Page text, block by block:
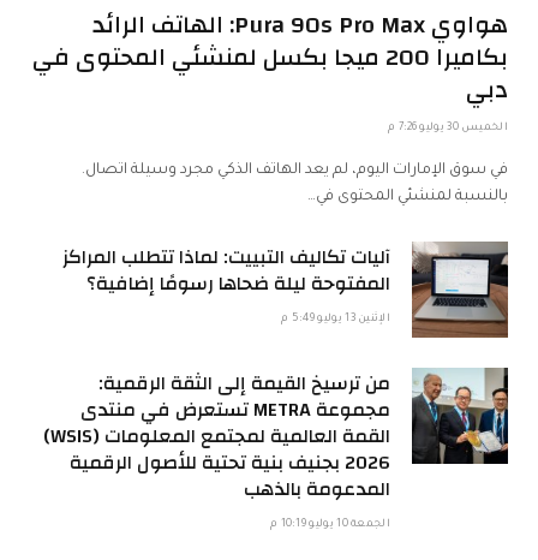
هواوي Pura 90s Pro Max: الهاتف الرائد
بكاميرا 200 ميجا بكسل لمنشئي المحتوى في
دبي
الخميس 30 يوليو 7:26 م
في سوق الإمارات اليوم، لم يعد الهاتف الذكي مجرد وسيلة اتصال.
بالنسبة لمنشئي المحتوى في…
آليات تكاليف التبييت: لماذا تتطلب المراكز
المفتوحة ليلة ضحاها رسومًا إضافية؟
الإثنين 13 يوليو 5:49 م
من ترسيخ القيمة إلى الثقة الرقمية:
مجموعة METRA تستعرض في منتدى
القمة العالمية لمجتمع المعلومات (WSIS)
2026 بجنيف بنية تحتية للأصول الرقمية
المدعومة بالذهب
الجمعة 10 يوليو 10:19 م